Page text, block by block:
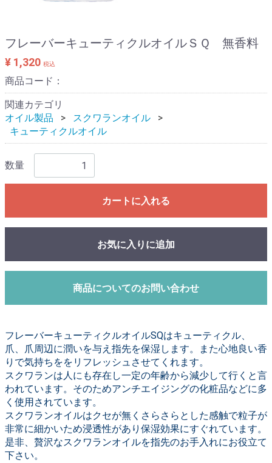
フレーバーキューティクルオイルＳＱ 無香料
¥ 1,320 税込
商品コード：
関連カテゴリ
オイル製品
スクワランオイル
キューティクルオイル
数量
カートに入れる
お気に入りに追加
商品についてのお問い合わせ
フレーバーキューティクルオイルSQはキューティクル、
爪、爪周辺に潤いを与え指先を保湿します。また心地良い香
りで気持ちををリフレッシュさせてくれます。
スクワランは人にも存在し一定の年齢から減少して行くと言
われています。そのためアンチエイジングの化粧品などに多
く使用されています。
スクワランオイルはクセが無くさらさらとした感触で粒子が
非常に細かいため浸透性があり保湿効果にすぐれています。
是非、贅沢なスクワランオイルを指先のお手入れにお役立て
下さい。